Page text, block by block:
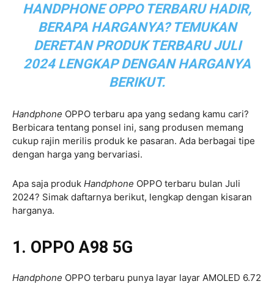
HANDPHONE OPPO TERBARU HADIR,
BERAPA HARGANYA? TEMUKAN
DERETAN PRODUK TERBARU JULI
2024 LENGKAP DENGAN HARGANYA
BERIKUT.
Handphone OPPO terbaru apa yang sedang kamu cari?
Berbicara tentang ponsel ini, sang produsen memang
cukup rajin merilis produk ke pasaran. Ada berbagai tipe
dengan harga yang bervariasi.
Apa saja produk Handphone OPPO terbaru bulan Juli
2024? Simak daftarnya berikut, lengkap dengan kisaran
harganya.
1. OPPO A98 5G
Handphone OPPO terbaru punya layar layar AMOLED 6.72